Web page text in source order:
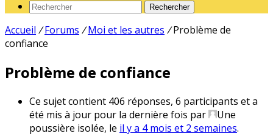
Rechercher
Accueil / Forums / Moi et les autres / Problème de
confiance
Problème de confiance
Ce sujet contient 406 réponses, 6 participants et a
été mis à jour pour la dernière fois par
Une
poussière isolée, le il y a 4 mois et 2 semaines.